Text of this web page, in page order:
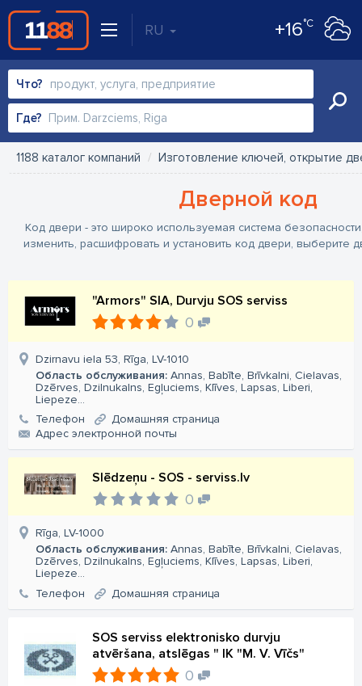
RU +16°C
Что?
Где?
1188 каталог компаний Изготовление ключей, открытие
Дверной код
Код двери - это широко используемая система
изменить, расшифровать и установить код двери, выберите
"Armors" SIA, Durvju SOS serviss
0
Dzirnavu iela 53, Rīga, LV-1010
Область обслуживания: Annas, Babīte, Brīvkalni, Cielavas,
Dzērves, Dzilnukalns, Egļuciems, Klīves, Lapsas, Liberi,
Liepeze...
Телефон
Домашняя страница
Aдрес электронной почты
Slēdzeņu - SOS - serviss.lv
0
Rīga, LV-1000
Область обслуживания: Annas, Babīte, Brīvkalni, Cielavas,
Dzērves, Dzilnukalns, Egļuciems, Klīves, Lapsas, Liberi,
Liepeze...
Телефон
Домашняя страница
SOS serviss elektronisko durvju
atvēršana, atslēgas " IK "M. V. Vīčs"
0